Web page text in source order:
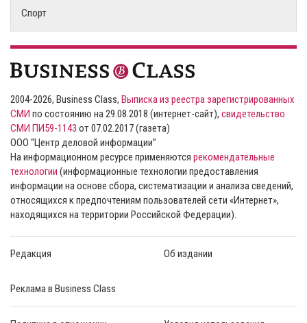
Спорт
2004-2026, Business Class, Выписка из реестра зарегистрированных
СМИ по состоянию на 29.08.2018 (интернет-сайт), свидетельство
СМИ ПИ59-1143 от 07.02.2017 (газета)
ООО “Центр деловой информации”
На информационном ресурсе применяются рекомендательные
технологии (информационные технологии предоставления
информации на основе сбора, систематизации и анализа сведений,
относящихся к предпочтениям пользователей сети «Интернет»,
находящихся на территории Российской Федерации).
Редакция Об издании
Реклама в Business Class